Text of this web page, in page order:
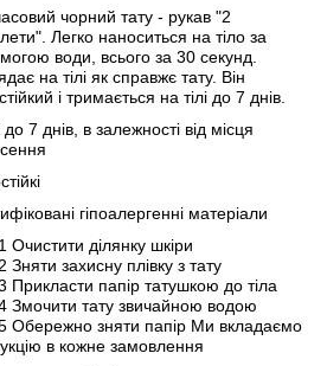
чорний тату - рукав "2
Легко наноситься на тіло за
води, всього за 30 секунд.
на тілі як справжє тату. Він
і тримається на тілі до 7 днів.
до 7 днів, в залежності від місця
гіпоалергенні матеріали
Очистити ділянку шкіри
Зняти захисну плівку з тату
Прикласти папір татушкою до тіла
Змочити тату звичайною водою
Обережно зняти папір Ми вкладаємо
в кожне замовлення